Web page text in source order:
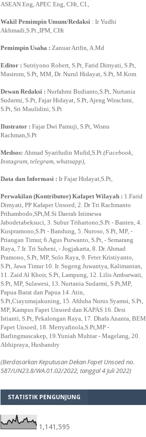
ASEAN Eng, APEC Eng, CHt, CI.,
Wakil Pemimpin Umum/Redaksi : Ir Yudhi
Akhmadi,S.Pt.,IPM, CHt
Pemimpin Usaha : Zanuar Arifin, A.Md
Editor : Sutriyono Robert, S.Pt, Farid Dimyati, S.Pt,
Masirom, S.Pt, MM, Dr. Nurul Hidayat, S.Pt, M.Kom
Dewan Redaksi : Nurfahmi Budianto,S.Pt, Nurtania
Sudarmi, S.Pt, Fajar Hidayat, S.Pt, Ajeng Wirachmi,
S.Pt, Sri Maulidini, S.Pt
Ilustrator : Fajar Dwi Pamuji, S.Pt, Wisnu
Rachman,S.Pt
Medsos: Ahmad Syarifudin Mufid,S.Pt (Facebook,
Instagram, telegram, whatsapp),
Data dan Informasi : Ir Fajar Hidayat,S.Pt,
Perwakilan (Kontributor) Kafapet Wilayah : 1.Farid
Dimyati, PP Kafapet Unsoed, 2. Dr Tri Rachmanto
Prihambodo,SPt,M.Si Daerah Istimewa
Jabodetabeksuci, 3. Subur Trihartono,S.Pt - Banten, 4.
Kuspramono,S.Pt - Bandung, 5. Nuroso, S.Pt, MP, -
Priangan Timur, 6.Agus Purwanto, S.Pt, - Semarang
Raya, 7.Ir. Tri Suheni, - Jogjakarta, 8. Dr. Ahmad
Pramono, S.Pt, MP, Solo Raya, 9. Feter Kristiyanto,
S.Pt, Jawa Timur 10. Ir. Sugeng Juwantya, Kalimantan,
11. Zaid Al Khoir, S.Pt, Lampung, 12. Lilis Ambarwati,
S.Pt, MP, Sulawesi, 13. Nurtania Sudarmi, S.Pt,MP,
Papua Barat dan Papua 14. Atin,
S.Pt,Ciayumajakuning, 15. Afduha Nurus Syamsi, S.Pt,
MP, Kampus Fapet Unsoed dan KAPAS 16. Desi
Istianti, S.Pt, Pekalongan Raya, 17. Dhafa Ananta, BEM
Fapet Unsoed, 18. Merryafinola,S.Pt,MP -
Barlingmascakep, 19.Yuniah Muhtar - Magelang, 20.
Abhipraya, Husbandry
(Berdasarkan Keputusan Dekan Fapet Unsoed no.
587/UN23.8/WA.01.02/2022, tanggal 4 Juli 2022)
STATISTIK PENGUNJUNG
1,141,595